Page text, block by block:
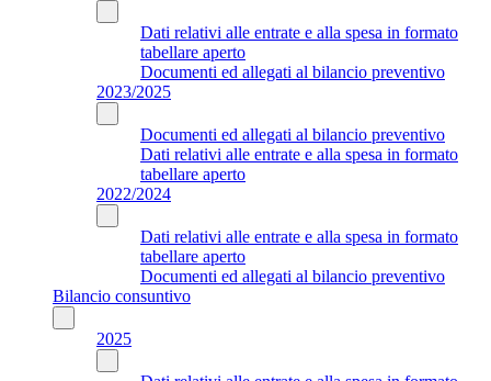
Dati relativi alle entrate e alla spesa in formato
tabellare aperto
Documenti ed allegati al bilancio preventivo
2023/2025
Documenti ed allegati al bilancio preventivo
Dati relativi alle entrate e alla spesa in formato
tabellare aperto
2022/2024
Dati relativi alle entrate e alla spesa in formato
tabellare aperto
Documenti ed allegati al bilancio preventivo
Bilancio consuntivo
2025